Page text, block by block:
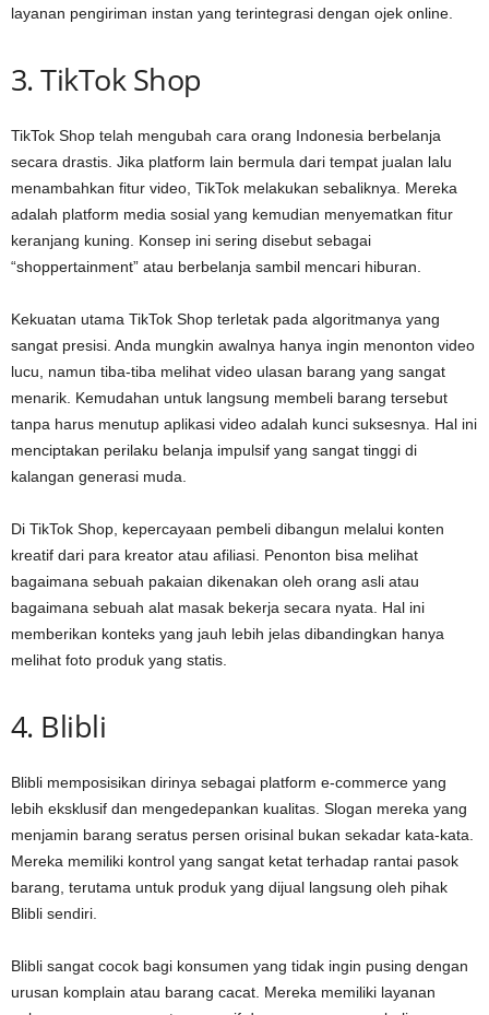
layanan pengiriman instan yang terintegrasi dengan ojek online.
3. TikTok Shop
TikTok Shop telah mengubah cara orang Indonesia berbelanja
secara drastis. Jika platform lain bermula dari tempat jualan lalu
menambahkan fitur video, TikTok melakukan sebaliknya. Mereka
adalah platform media sosial yang kemudian menyematkan fitur
keranjang kuning. Konsep ini sering disebut sebagai
“shoppertainment” atau berbelanja sambil mencari hiburan.
Kekuatan utama TikTok Shop terletak pada algoritmanya yang
sangat presisi. Anda mungkin awalnya hanya ingin menonton video
lucu, namun tiba-tiba melihat video ulasan barang yang sangat
menarik. Kemudahan untuk langsung membeli barang tersebut
tanpa harus menutup aplikasi video adalah kunci suksesnya. Hal ini
menciptakan perilaku belanja impulsif yang sangat tinggi di
kalangan generasi muda.
Di TikTok Shop, kepercayaan pembeli dibangun melalui konten
kreatif dari para kreator atau afiliasi. Penonton bisa melihat
bagaimana sebuah pakaian dikenakan oleh orang asli atau
bagaimana sebuah alat masak bekerja secara nyata. Hal ini
memberikan konteks yang jauh lebih jelas dibandingkan hanya
melihat foto produk yang statis.
4. Blibli
Blibli memposisikan dirinya sebagai platform e-commerce yang
lebih eksklusif dan mengedepankan kualitas. Slogan mereka yang
menjamin barang seratus persen orisinal bukan sekadar kata-kata.
Mereka memiliki kontrol yang sangat ketat terhadap rantai pasok
barang, terutama untuk produk yang dijual langsung oleh pihak
Blibli sendiri.
Blibli sangat cocok bagi konsumen yang tidak ingin pusing dengan
urusan komplain atau barang cacat. Mereka memiliki layanan